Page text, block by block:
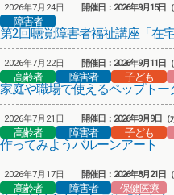
2026年7月24日
障害者
開催日：2026年9月15日（
2026年7月22日
高齢者 障害者 子ども
家庭や職場で使えるペップトー
開催日：2026年9月11日（
2026年7月21日
高齢者 障害者 子ども
作ってみようバルーンアート
開催日：2026年9月9日（
2026年7月17日
高齢者 障害者 保健医療
開催日：2026年8月21日（